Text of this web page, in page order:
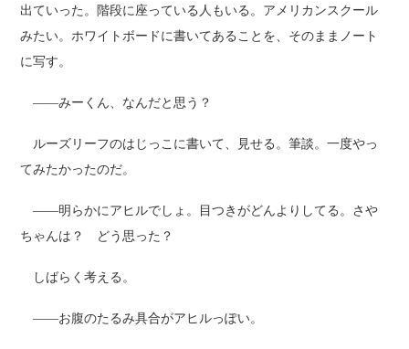
出ていった。階段に座っている人もいる。アメリカンスクール
みたい。ホワイトボードに書いてあることを、そのままノート
に写す。
――みーくん、なんだと思う？
ルーズリーフのはじっこに書いて、見せる。筆談。一度やっ
てみたかったのだ。
――明らかにアヒルでしょ。目つきがどんよりしてる。さや
ちゃんは？ どう思った？
しばらく考える。
――お腹のたるみ具合がアヒルっぽい。